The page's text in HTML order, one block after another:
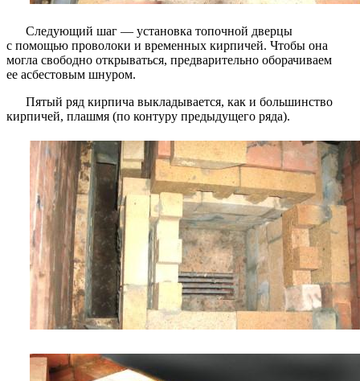
Следующий шаг — установка топочной дверцы
с помощью проволоки и временных кирпичей. Чтобы она
могла свободно открываться, предварительно оборачиваем
ее асбестовым шнуром.
Пятый ряд кирпича выкладывается, как и большинство
кирпичей, плашмя (по контуру предыдущего ряда).